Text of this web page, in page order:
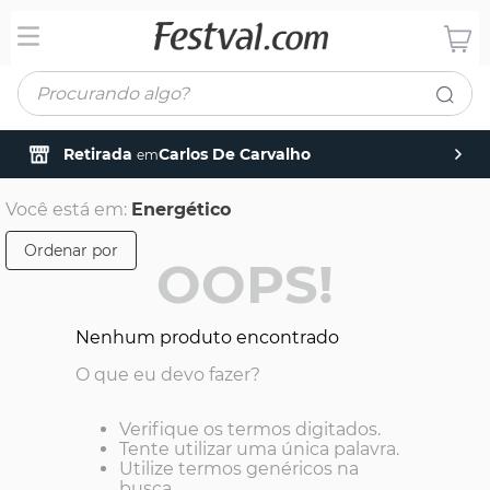
Procurando algo?
Retirada emCarlos De Carvalho
Você está em: Energético
Ordenar por
OOPS!
Nenhum produto encontrado
O que eu devo fazer?
Verifique os termos digitados.
Tente utilizar uma única palavra.
Utilize termos genéricos na